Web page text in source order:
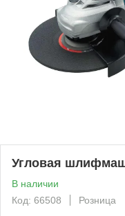
Угловая
В наличии
Код: 66508
Розница